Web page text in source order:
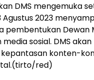
DMS mengemuka
2023
pembentukan Dewan
sosial. DMS
konten-
red)